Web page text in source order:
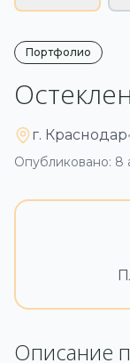
Портфолио
г. Краснодар•
Опубликовано: 8
Описание